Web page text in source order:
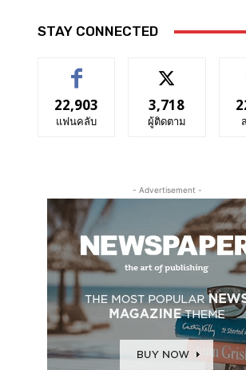
STAY CONNECTED
22,903
แฟนคลับ
3,718
ผู้ติดตาม
- Advertisement -